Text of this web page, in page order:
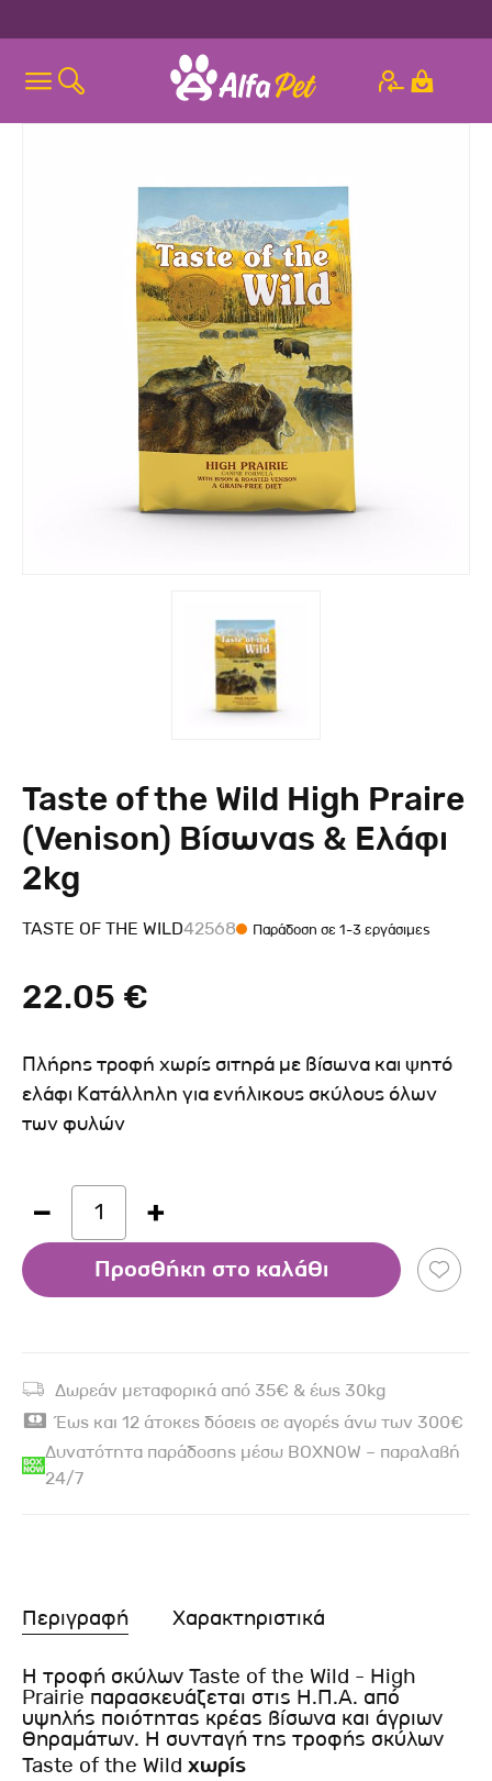
Taste of the Wild High Praire
(Venison) Βίσωνας & Ελάφι
2kg
TASTE OF THE WILD42568 Παράδοση σε 1-3 εργάσιμες
22.05 €
Πλήρης τροφή χωρίς σιτηρά με βίσωνα και ψητό
ελάφι Κατάλληλη για ενήλικους σκύλους όλων
των φυλών
1
Προσθήκη στο καλάθι
Δωρεάν μεταφορικά από 35€ & έως 30kg
Έως και 12 άτοκες δόσεις σε αγορές άνω των 300€
Δυνατότητα παράδοσης μέσω BOXNOW – παραλαβή
24/7
Περιγραφή Χαρακτηριστικά
Η τροφή σκύλων Taste of the Wild - High
Prairie παρασκευάζεται στις Η.Π.Α. από
υψηλής ποιότητας κρέας βίσωνα και άγριων
θηραμάτων. Η συνταγή της τροφής σκύλων
Taste of the Wild χωρίς